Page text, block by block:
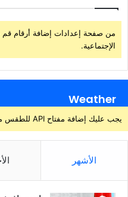
من صفحة إعدادات إضافة أرقام قم
الإجتماعية.
Weather
يجب عليك إضافة مفتاح API للطقس من خلال صفحة إعدادات القالب > الدمج
الأشهر